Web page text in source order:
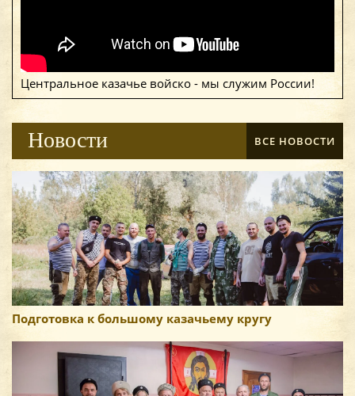
Центральное казачье войско - мы служим России!
Новости ВСЕ НОВОСТИ
Подготовка к большому казачьему кругу